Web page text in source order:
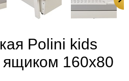
Polini kids
160х80